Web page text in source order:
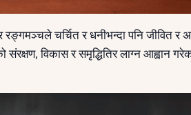
चर्चित र धनीभन्दा पनि जीवित
विकास र समृद्धितिर लाग्न आह्वान